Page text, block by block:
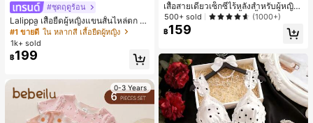
#ชุดฤดูร้อน
Lalippa เสื้อยืดผู้หญิงแขนสั้นไหล่ตก ค
อวีปกเสื้อ ลายพิมพ์ดิจิทัลลายทาง สไตล์
สปอร์ตแฟชั่นมินิมอล ของขวัญสำหรับเ
พื่อน
#1 ขายดี ใน หลากสี เสื้อยืดผู้หญิง
1k+ sold
฿199
0-3 Years
เสื้อสายเดี่ยวเซ็กซี่ไร้หลังสำหรับผู้หญิง
พร้อมบราแบบมีฟองน้ำ, เสื้อกล้ามแขน
กุด, เสื้อลำลองสีดำสำหรับฤดูร้อน
500+ sold (1000+)
฿159